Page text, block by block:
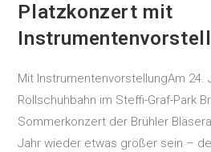
Platzkonzert mit
Mit InstrumentenvorstellungAm 24.
Rollschuhbahn im Steffi-Graf-Park
Sommerkonzert der Brühler
Jahr wieder etwas größer sein –